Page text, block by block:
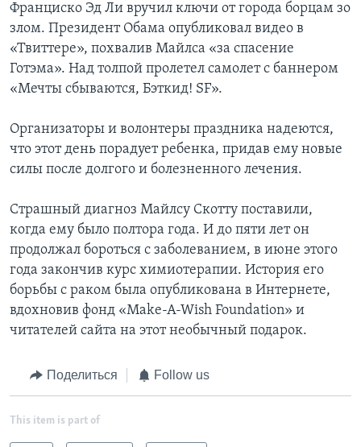
Франциско Эд Ли вручил ключи от города борцам зо
злом. Президент Обама опубликовал видео в
«Твиттере», похвалив Майлса «за спасение
Готэма». Над толпой пролетел самолет с баннером
«Мечты сбываются, Бэткид! SF».
Организаторы и волонтеры праздника надеются,
что этот день порадует ребенка, придав ему новые
силы после долгого и болезненного лечения.
Страшный диагноз Майлсу Скотту поставили,
когда ему было полтора года. И до пяти лет он
продолжал бороться с заболеванием, в июне этого
года закончив курс химиотерапии. История его
борьбы с раком была опубликована в Интернете,
вдохновив фонд «Make-A-Wish Foundation» и
читателей сайта на этот необычный подарок.
Поделиться Follow us
This item is part of